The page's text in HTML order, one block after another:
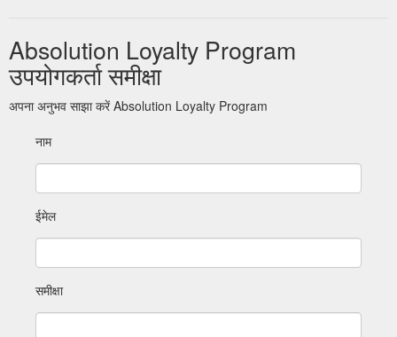
Absolution Loyalty Program
उपयोगकर्ता समीक्षा
अपना अनुभव साझा करें Absolution Loyalty Program
नाम
ईमेल
समीक्षा